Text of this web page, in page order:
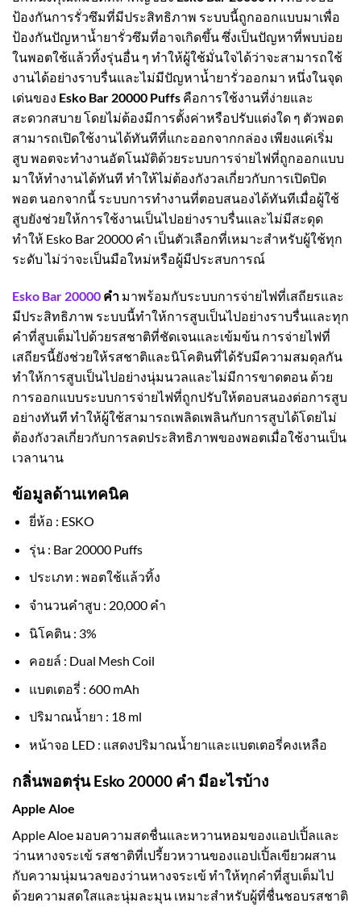
ป้องกันการรั่วซึมที่มีประสิทธิภาพ ระบบนี้ถูกออกแบบมาเพื่อ
ป้องกันปัญหาน้ำยารั่วซึมที่อาจเกิดขึ้น ซึ่งเป็นปัญหาที่พบบ่อย
ในพอตใช้แล้วทิ้งรุ่นอื่น ๆ ทำให้ผู้ใช้มั่นใจได้ว่าจะสามารถใช้
งานได้อย่างราบรื่นและไม่มีปัญหาน้ำยารั่วออกมา หนึ่งในจุด
เด่นของ Esko Bar 20000 Puffs คือการใช้งานที่ง่ายและ
สะดวกสบาย โดยไม่ต้องมีการตั้งค่าหรือปรับแต่งใด ๆ ตัวพอต
สามารถเปิดใช้งานได้ทันทีที่แกะออกจากกล่อง เพียงแค่เริ่ม
สูบ พอตจะทำงานอัตโนมัติด้วยระบบการจ่ายไฟที่ถูกออกแบบ
มาให้ทำงานได้ทันที ทำให้ไม่ต้องกังวลเกี่ยวกับการเปิดปิด
พอต นอกจากนี้ ระบบการทำงานที่ตอบสนองได้ทันทีเมื่อผู้ใช้
สูบยังช่วยให้การใช้งานเป็นไปอย่างราบรื่นและไม่มีสะดุด
ทำให้ Esko Bar 20000 คำ เป็นตัวเลือกที่เหมาะสำหรับผู้ใช้ทุก
ระดับ ไม่ว่าจะเป็นมือใหม่หรือผู้มีประสบการณ์
Esko Bar 20000 คำ มาพร้อมกับระบบการจ่ายไฟที่เสถียรและ
มีประสิทธิภาพ ระบบนี้ทำให้การสูบเป็นไปอย่างราบรื่นและทุก
คำที่สูบเต็มไปด้วยรสชาติที่ชัดเจนและเข้มข้น การจ่ายไฟที่
เสถียรนี้ยังช่วยให้รสชาติและนิโคตินที่ได้รับมีความสมดุลกัน
ทำให้การสูบเป็นไปอย่างนุ่มนวลและไม่มีการขาดตอน ด้วย
การออกแบบระบบการจ่ายไฟที่ถูกปรับให้ตอบสนองต่อการสูบ
อย่างทันที ทำให้ผู้ใช้สามารถเพลิดเพลินกับการสูบได้โดยไม่
ต้องกังวลเกี่ยวกับการลดประสิทธิภาพของพอตเมื่อใช้งานเป็น
เวลานาน
ข้อมูลด้านเทคนิค
ยี่ห้อ : ESKO
รุ่น : Bar 20000 Puffs
ประเภท : พอตใช้แล้วทิ้ง
จำนวนคำสูบ : 20,000 คำ
นิโคติน : 3%
คอยล์ : Dual Mesh Coil
แบตเตอรี่ : 600 mAh
ปริมาณน้ำยา : 18 ml
หน้าจอ LED : แสดงปริมาณน้ำยาและแบตเตอรี่คงเหลือ
กลิ่นพอตรุ่น Esko 20000 คำ มีอะไรบ้าง
Apple Aloe
Apple Aloe มอบความสดชื่นและหวานหอมของแอปเปิ้ลและ
ว่านหางจระเข้ รสชาติที่เปรี้ยวหวานของแอปเปิ้ลเขียวผสาน
กับความนุ่มนวลของว่านหางจระเข้ ทำให้ทุกคำที่สูบเต็มไป
ด้วยความสดใสและนุ่มละมุน เหมาะสำหรับผู้ที่ชื่นชอบรสชาติ